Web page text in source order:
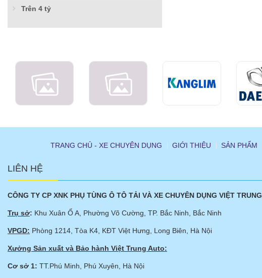
Trên 4 tỷ
TRANG CHỦ - XE CHUYÊN DỤNG GIỚI THIỆU SẢN PHẨM
LIÊN HỆ
CÔNG TY CP XNK PHỤ TÙNG Ô TÔ TẢI VÀ XE CHUYÊN DỤNG VIỆT TRUNG
Trụ sở: Khu Xuân Ổ A, Phường Võ Cường, TP. Bắc Ninh, Bắc Ninh
VPGD: Phòng 1214, Tòa K4, KĐT Việt Hưng, Long Biên, Hà Nội
Xưởng Sản xuất và Bảo hành Việt Trung Auto:
Cơ sở 1: TT.Phú Minh, Phú Xuyên, Hà Nội